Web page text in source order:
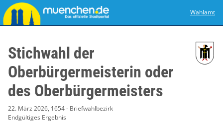
Wahlamt
Stichwahl der
Oberbürgermeisterin oder
des Oberbürgermeisters
22. März 2026, 1654 - Briefwahlbezirk
Endgültiges Ergebnis